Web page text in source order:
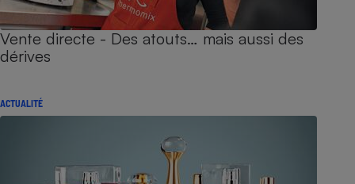
Vente directe - Des atouts… mais aussi des
dérives
ACTUALITÉ